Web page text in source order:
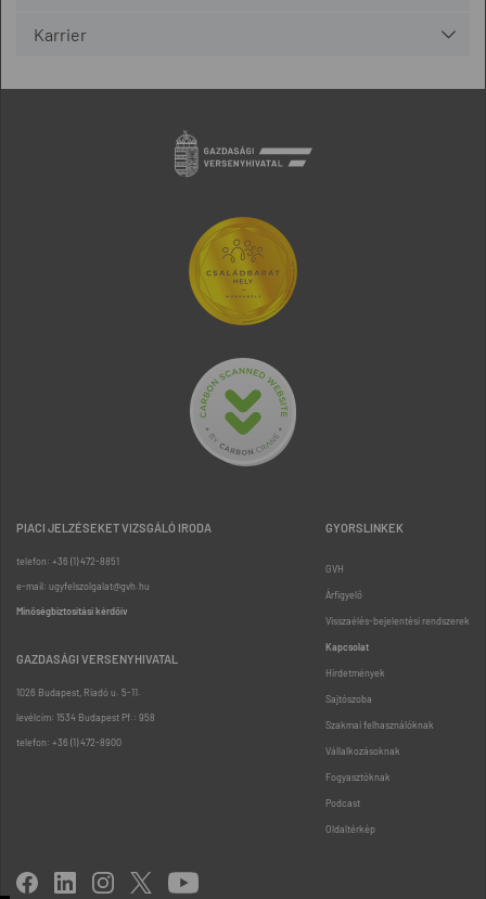
Karrier
PIACI JELZÉSEKET VIZSGÁLÓ IRODA
telefon: +36 (1) 472-8851
e-mail: ugyfelszolgalat@gvh.hu
Minőségbiztosítási kérdőív
GAZDASÁGI VERSENYHIVATAL
1026 Budapest, Riadó u. 5-11.
levélcím: 1534 Budapest Pf.: 958
telefon: +36 (1) 472-8900
GYORSLINKEK
GVH
Árfigyelő
Visszaélés-bejelentési rendszerek
Kapcsolat
Hirdetmények
Sajtószoba
Szakmai felhasználóknak
Vállalkozásoknak
Fogyasztóknak
Podcast
Oldaltérkép